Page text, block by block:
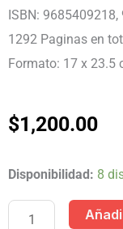
ISBN:
1292 Paginas en
Formato: 17 x 23.5
$1,200.00
Disponibilidad: 8
2DA.
SERIE
CURSOS